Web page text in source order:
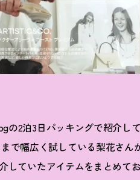
の2泊3日パッキングで紹介し
で幅広く試している梨花さん
していたアイテムをまとめて